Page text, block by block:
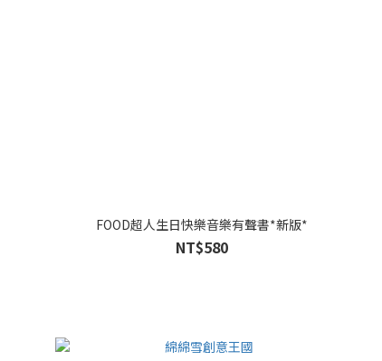
FOOD超人生日快樂音樂有聲書*新版*
NT$580